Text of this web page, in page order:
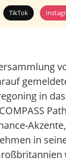
TikTok
in
in